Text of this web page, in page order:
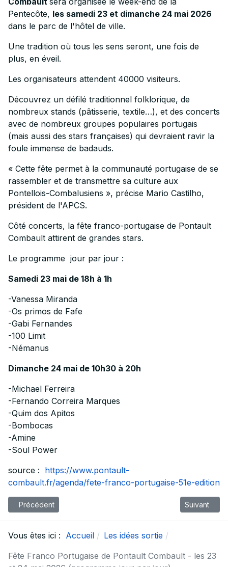
Pentecôte, les samedi 23 et dimanche 24 mai 2026
dans le parc de l'hôtel de ville.
Une tradition où tous les sens seront, une fois de
plus, en éveil.
Les organisateurs attendent 40000 visiteurs.
Découvrez un défilé traditionnel folklorique, de
nombreux stands (pâtisserie, textile…), et des concerts
avec de nombreux groupes populaires portugais
(mais aussi des stars françaises) qui devraient ravir la
foule immense de badauds.
« Cette fête permet à la communauté portugaise de se
rassembler et de transmettre sa culture aux
Pontellois-Combalusiens », précise Mario Castilho,
président de l'APCS.
Côté concerts, la fête franco-portugaise de Pontault
Combault attirent de grandes stars.
Le programme jour par jour :
Samedi 23 mai de 18h à 1h
-Vanessa Miranda
-Os primos de Fafe
-Gabi Fernandes
-100 Limit
-Némanus
Dimanche 24 mai de 10h30 à 20h
-Michael Ferreira
-Fernando Correira Marques
-Quim dos Apitos
-Bombocas
-Amine
-Soul Power
source : https://www.pontault-
combault.fr/agenda/fete-franco-portugaise-51e-edition
Article précédent : 08 Ardennes - les feux d'artifice du 14 juillet
Précédent Article
Suivant
Vous êtes ici : Accueil
Les idées sortie
Fête Franco Portugaise de Pontault Combault - les 23